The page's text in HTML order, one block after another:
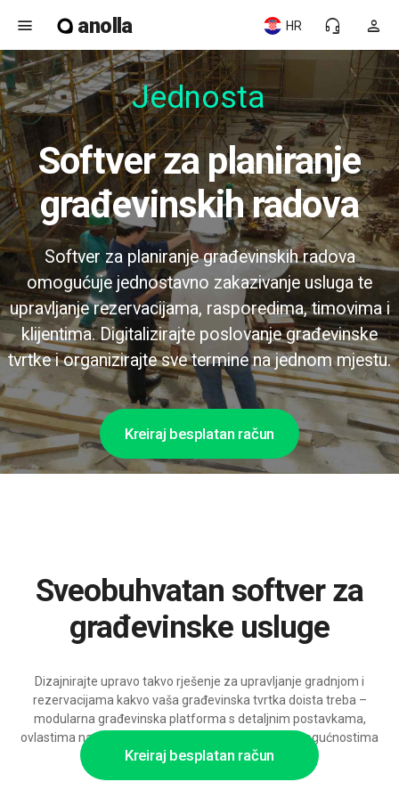
menu anolla person
headset_mic
HR
Jednostav
Softver za planiranje
građevinskih radova
Softver za planiranje građevinskih radova
omogućuje jednostavno zakazivanje usluga te
upravljanje rezervacijama, rasporedima, timovima i
klijentima. Digitalizirajte poslovanje građevinske
tvrtke i organizirajte sve termine na jednom mjestu.
Kreiraj besplatan račun
Kreiraj besplatan račun
Sveobuhvatan softver za
građevinske usluge
Dizajnirajte upravo takvo rješenje za upravljanje gradnjom i
rezervacijama kakvo vaša građevinska tvrtka doista treba –
modularna građevinska platforma s detaljnim postavkama,
ovlastima na razini objekata i timova te snažnim mogućnostima
integracije, spremna rasti uz podršku AI.